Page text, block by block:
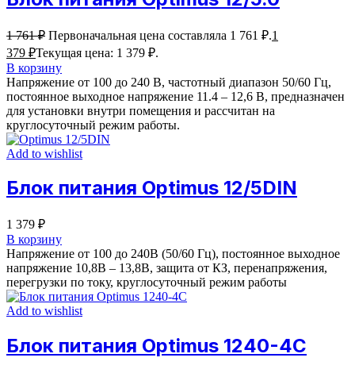
1 761₽ Первоначальная цена составляла 1 761 ₽.1
379 ₽Текущая цена: 1 379 ₽.
В корзину
Напряжение от 100 до 240 В, частотный диапазон 50/60 Гц,
постоянное выходное напряжение 11.4 – 12,6 В, предназначен
для установки внутри помещения и рассчитан на
круглосуточный режим работы.
Add to wishlist
Блок питания Optimus 12/5DIN
1 379 ₽
В корзину
Напряжение от 100 до 240В (50/60 Гц), постоянное выходное
напряжение 10,8В – 13,8В, защита от КЗ, перенапряжения,
перегрузки по току, круглосуточный режим работы
Add to wishlist
Блок питания Optimus 1240-4С